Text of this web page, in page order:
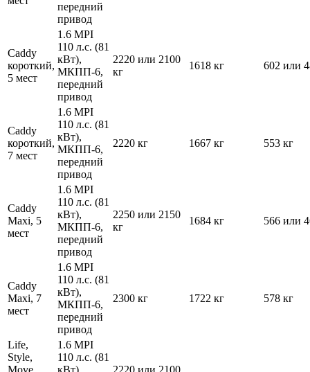
передний
привод
Caddy
короткий,
5 мест
1.6 MPI
110 л.с. (81
кВт),
МКПП-6,
передний
привод
2220 или 2100
кг
1618 кг 602 или
Caddy
короткий,
7 мест
1.6 MPI
110 л.с. (81
кВт),
МКПП-6,
передний
привод
2220 кг 1667 кг 553 кг
Caddy
Maxi, 5
мест
1.6 MPI
110 л.с. (81
кВт),
МКПП-6,
передний
привод
2250 или 2150
кг
1684 кг 566 или
Caddy
Maxi, 7
мест
1.6 MPI
110 л.с. (81
кВт),
МКПП-6,
передний
привод
2300 кг 1722 кг 578 кг
Life,
Style,
Move,
1.6 MPI
110 л.с. (81
кВт),
2220 или 2100